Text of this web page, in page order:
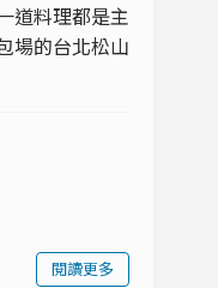
道料理都是主
場的台北松山
閱讀更多